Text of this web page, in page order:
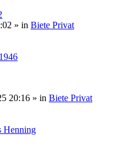
» in Biete Privat
20:16 » in Biete Privat
Henning